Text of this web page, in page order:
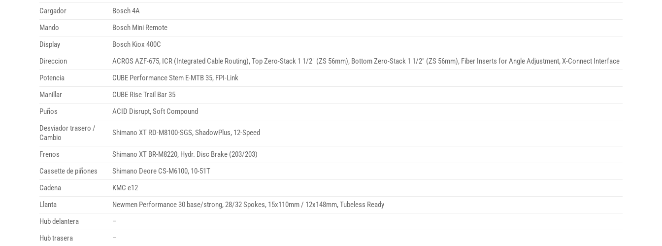
Cargador
Bosch 4A
Mando
Bosch Mini Remote
Display
Bosch Kiox 400C
Direccion
ACROS AZF-675, ICR (Integrated Cable Routing), Top Zero-Stack 1 1/2″ (ZS 56mm), Bottom Zero-Stack 1 1/2″ (ZS 56mm), Fiber Inserts for Angle Adjustment, X-Connect Interface
Potencia
CUBE Performance Stem E-MTB 35, FPI-Link
Manillar
CUBE Rise Trail Bar 35
Puños
ACID Disrupt, Soft Compound
Desviador trasero /
Cambio
Shimano XT RD-M8100-SGS, ShadowPlus, 12-Speed
Frenos
Shimano XT BR-M8220, Hydr. Disc Brake (203/203)
Cassette de piñones
Shimano Deore CS-M6100, 10-51T
Cadena
KMC e12
Llanta
Newmen Performance 30 base/strong, 28/32 Spokes, 15x110mm / 12x148mm, Tubeless Ready
Hub delantera
–
Hub trasera
–